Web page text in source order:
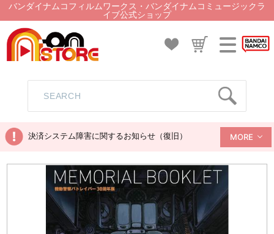
バンダイナムコフィルムワークス・バンダイナムコミュージックラ
イブ公式ショップ
決済システム障害に関するお知らせ（復旧） MORE